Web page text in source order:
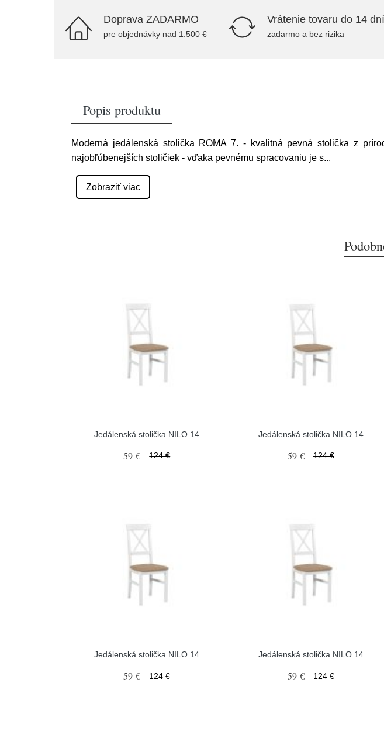
Doprava ZADARMO
pre objednávky nad 1.500 €
Vrátenie tovaru do 14 dní
zadarmo a bez rizika
Popis produktu
Moderná jedálenská stolička ROMA 7. - kvalitná pevná stolička z
najobľúbenejších stoličiek - vďaka pevnému spracovaniu je s...
Zobraziť viac
Jedálenská stolička NILO 14
59 € 124 €
Jedálenská stolička NILO 14
59 € 124 €
Jedálenská stolička NILO 14
59 € 124 €
Jedálenská stolička NILO 14
59 € 124 €